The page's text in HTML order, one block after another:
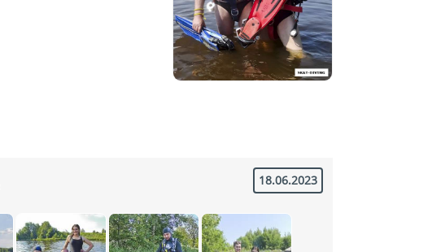
18.06.2023